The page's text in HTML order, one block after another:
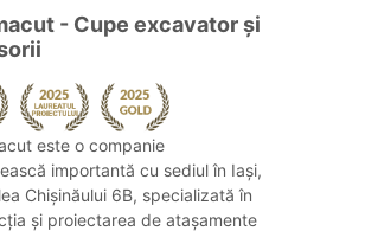
- Cupe excavator și
este o companie
importantă cu sediul în Iași,
Chișinăului 6B, specializată în
și proiectarea de atașamente